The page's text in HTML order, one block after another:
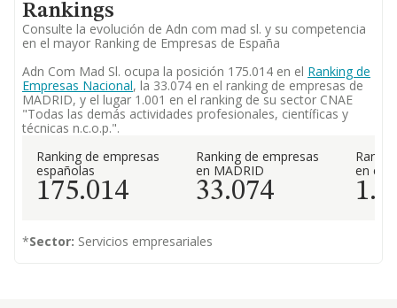
Rankings
Consulte la evolución de Adn com mad sl. y su competencia
en el mayor Ranking de Empresas de España
Adn Com Mad Sl. ocupa la posición 175.014 en el Ranking de
Empresas Nacional, la 33.074 en el ranking de empresas de
MADRID, y el lugar 1.001 en el ranking de su sector CNAE
"Todas las demás actividades profesionales, científicas y
técnicas n.c.o.p.".
Ranking de empresas
españolas
175.014
Ranking de empresas
en MADRID
33.074
en el
*Sector: Servicios empresariales